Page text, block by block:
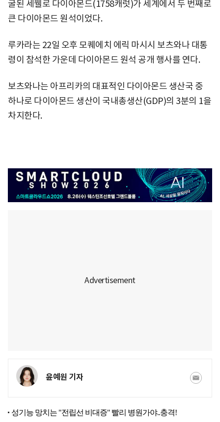
굴된 세웰로 다이아몬드(1758캐럿)가 세계에서 두 번째로
큰 다이아몬드 원석이었다.
루카라는 22일 오후 모퀘에치 에릭 마시시 보츠와나 대통
령이 참석한 가운데 다이아몬드 원석 공개 행사를 연다.
보츠와나는 아프리카의 대표적인 다이아몬드 생산국 중
하나로 다이아몬드 생산이 국내총생산(GDP)의 3분의 1을
차지한다.
윤예원 기자